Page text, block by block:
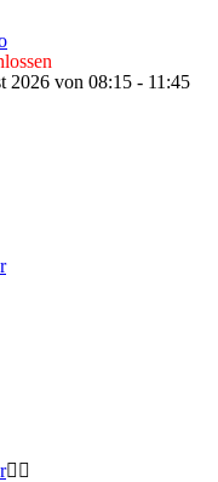
2026 von 08:15 - 11:45